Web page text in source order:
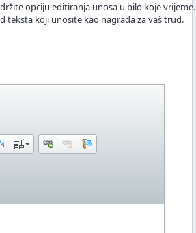
opciju editiranja unosa u bilo koje vrijeme.
teksta koji unosite kao nagrada za vaš trud.